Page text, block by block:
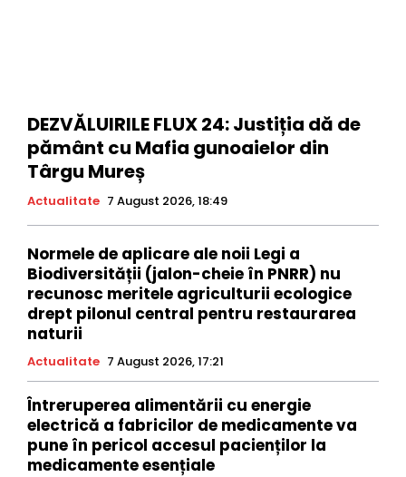
DEZVĂLUIRILE FLUX 24: Justiția dă de
pământ cu Mafia gunoaielor din
Târgu Mureș
Actualitate 7 August 2026, 18:49
Normele de aplicare ale noii Legi a
Biodiversității (jalon-cheie în PNRR) nu
recunosc meritele agriculturii ecologice
drept pilonul central pentru restaurarea
naturii
Actualitate 7 August 2026, 17:21
Întreruperea alimentării cu energie
electrică a fabricilor de medicamente va
pune în pericol accesul pacienților la
medicamente esențiale